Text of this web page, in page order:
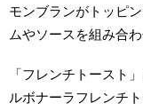
モンブランがトッピ
ムやソースを組み合
「フレンチトースト
ルボナーラフレンチ